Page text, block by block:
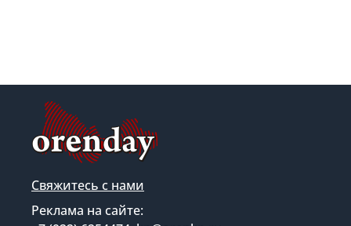
Свяжитесь с нами